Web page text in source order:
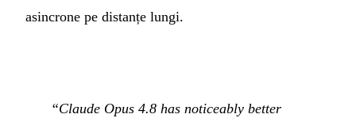
asincrone pe distanțe lungi.
“Claude Opus 4.8 has noticeably better